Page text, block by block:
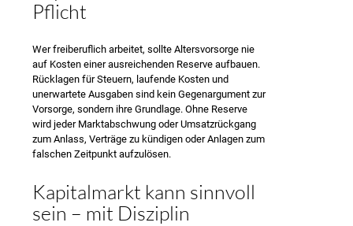
Pflicht
Wer freiberuflich arbeitet, sollte Altersvorsorge nie
auf Kosten einer ausreichenden Reserve aufbauen.
Rücklagen für Steuern, laufende Kosten und
unerwartete Ausgaben sind kein Gegenargument zur
Vorsorge, sondern ihre Grundlage. Ohne Reserve
wird jeder Marktabschwung oder Umsatzrückgang
zum Anlass, Verträge zu kündigen oder Anlagen zum
falschen Zeitpunkt aufzulösen.
Kapitalmarkt kann sinnvoll
sein – mit Disziplin